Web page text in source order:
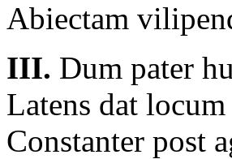
Abiectam
III. Dum pater
Latens dat locum
Constanter post